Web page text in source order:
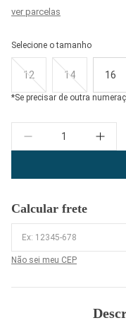
ver parcelas
Selecione o tamanho
12 14 16
*Se precisar de outra
Quantidade
Calcular frete
Não sei meu CEP